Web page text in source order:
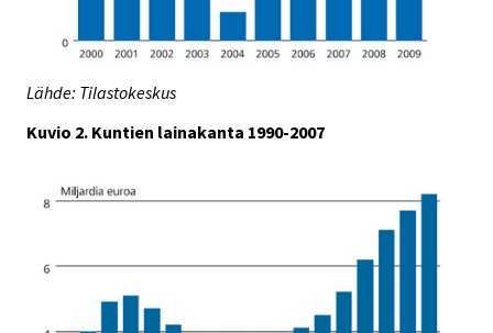
Lähde: Tilastokeskus
Kuvio 2. Kuntien lainakanta 1990-2007